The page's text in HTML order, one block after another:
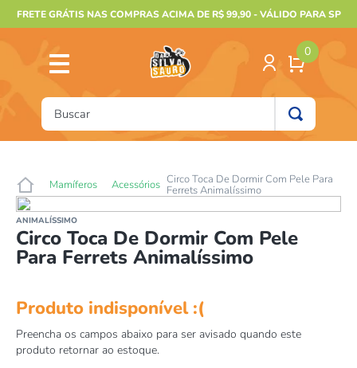
FRETE GRÁTIS NAS COMPRAS ACIMA DE R$ 99,90 - VÁLIDO PARA SP
0
Buscar
Mamíferos Acessórios Circo Toca De Dormir Com Pele Para
Ferrets Animalíssimo
ANIMALÍSSIMO
Circo Toca De Dormir Com Pele
Para Ferrets Animalíssimo
2º
animais
gecko
4º
gaiolas bragança
6º
terrario
7º
tartaruga